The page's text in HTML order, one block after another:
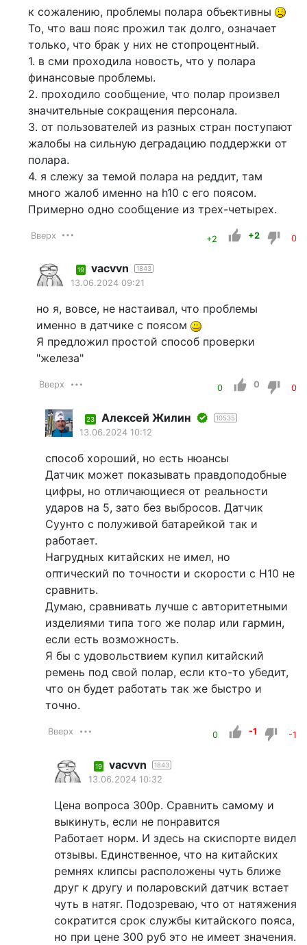
к сожалению, проблемы полара объективны
То, что ваш пояс прожил так долго, означает
только, что брак у них не стопроцентный.
1. в сми проходила новость, что у полара
финансовые проблемы.
2. проходило сообщение, что полар произвел
значительные сокращения персонала.
3. от пользователей из разных стран поступают
жалобы на сильную деградацию поддержки от
полара.
4. я слежу за темой полара на реддит, там
много жалоб именно на h10 с его поясом.
Примерно одно сообщение из трех-четырех.
Вверх +2 +2 0
19 vacvvn 1843
13.06.2024 09:21
но я, вовсе, не настаивал, что проблемы
именно в датчике с поясом
Я предложил простой способ проверки
"железа"
Вверх 0 0 0
23 Алексей Жилин 10535
13.06.2024 10:12
способ хороший, но есть нюансы
Датчик может показывать правдоподобные
цифры, но отличающиеся от реальности
ударов на 5, зато без выбросов. Датчик
Суунто с полуживой батарейкой так и
работает.
Нагрудных китайских не имел, но
оптический по точности и скорости с H10 не
сравнить.
Думаю, сравнивать лучше с авторитетными
изделиями типа того же полар или гармин,
если есть возможность.
Я бы с удовольствием купил китайский
ремень под свой полар, если кто-то убедит,
что он будет работать так же быстро и
точно.
Вверх 0 -1 -1
19 vacvvn 1843
13.06.2024 10:32
Цена вопроса 300р. Сравнить самому и
выкинуть, если не понравится
Работает норм. И здесь на скиспорте видел
отзывы. Единственное, что на китайских
ремнях клипсы расположены чуть ближе
друг к другу и поларовский датчик встает
чуть в натяг. Подозреваю, что от натяжения
сократится срок службы китайского пояса,
но при цене 300 руб это не имеет значения.